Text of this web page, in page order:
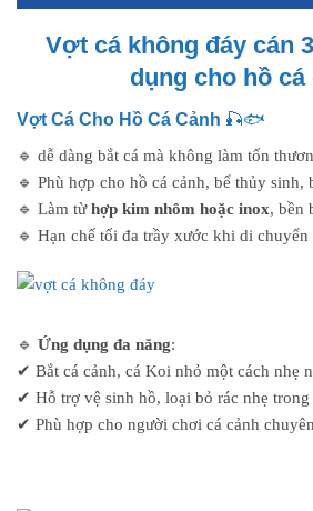
Vợt cá không đáy cán
dụng cho hồ cá
Vợt Cá Cho Hồ Cá Cảnh 🎣🐟
🔹 dễ dàng bắt cá mà không làm tổn
🔹 Phù hợp cho hồ cá cảnh, bể thủy sinh,
🔹 Làm từhợp kim nhôm hoặc inox, bền
🔹 Hạn chế tối đa trầy xước khi di chuyển
🔹 Ứng dụng đa năng:
✔ Bắt cá cảnh, cá Koi nhỏ một cách nhẹ
✔ Hỗ trợ vệ sinh hồ, loại bỏ rác nhẹ trong
✔ Phù hợp cho người chơi cá cảnh